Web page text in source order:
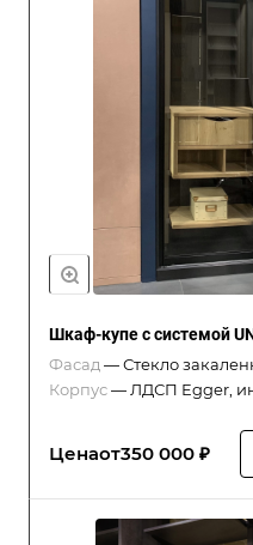
Шкаф-купе с системой
Фасад —Стекло
Корпус— ЛДСП Egger,
Ценаот350 000 ₽